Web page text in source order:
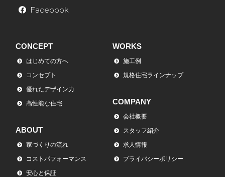
Facebook
CONCEPT
はじめての方へ
コンセプト
優れたデザイン力
高性能な住宅
ABOUT
家づくりの流れ
コストパフォーマンス
安心と保証
WORKS
施工例
規格住宅ラインナップ
COMPANY
会社概要
スタッフ紹介
求人情報
プライバシーポリシー